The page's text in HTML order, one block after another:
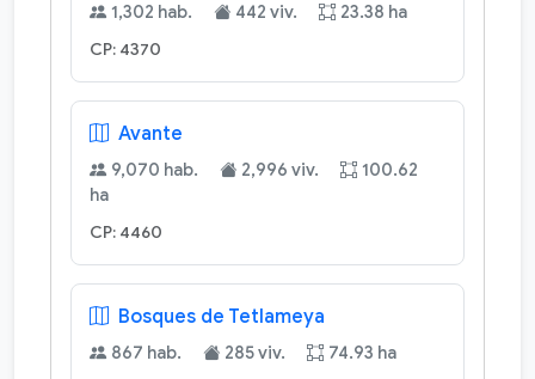
1,302 hab. 442 viv. 23.38 ha
CP: 4370
Avante
9,070 hab. 2,996 viv.
100.62
ha
CP: 4460
Bosques de Tetlameya
867 hab. 285 viv. 74.93 ha